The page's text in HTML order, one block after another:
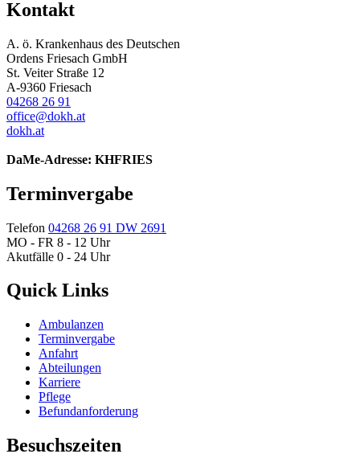
Kontakt
A. ö. Krankenhaus des Deutschen
Ordens Friesach GmbH
St. Veiter Straße 12
A-9360 Friesach
04268 26 91
office@dokh.at
dokh.at
DaMe-Adresse: KHFRIES
Terminvergabe
Telefon 04268 26 91 DW 2691
MO - FR 8 - 12 Uhr
Akutfälle 0 - 24 Uhr
Quick Links
Ambulanzen
Terminvergabe
Anfahrt
Abteilungen
Karriere
Pflege
Befundanforderung
Besuchszeiten